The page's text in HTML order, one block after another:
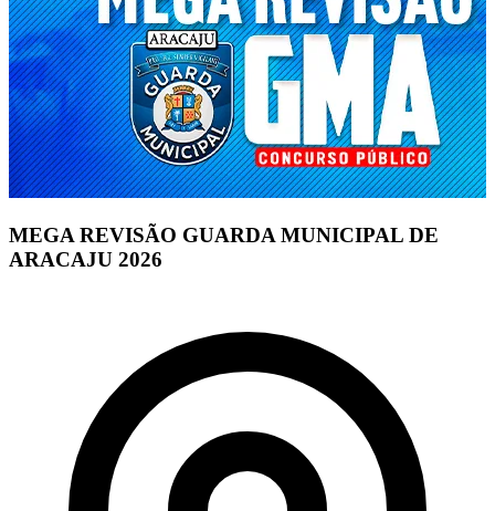
MEGA REVISÃO GUARDA MUNICIPAL DE
ARACAJU 2026